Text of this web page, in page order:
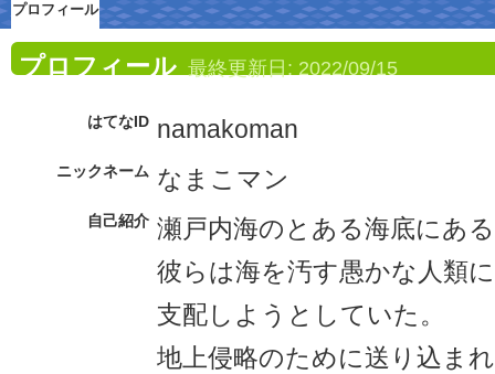
プロフィール
プロフィール 最終更新日: 2022/09/15
はてなID namakoman
ニックネーム なまこマン
自己紹介 瀬戸内海のとある海底にあ
彼らは海を汚す愚かな人類
支配しようとしていた。
地上侵略のために送り込ま